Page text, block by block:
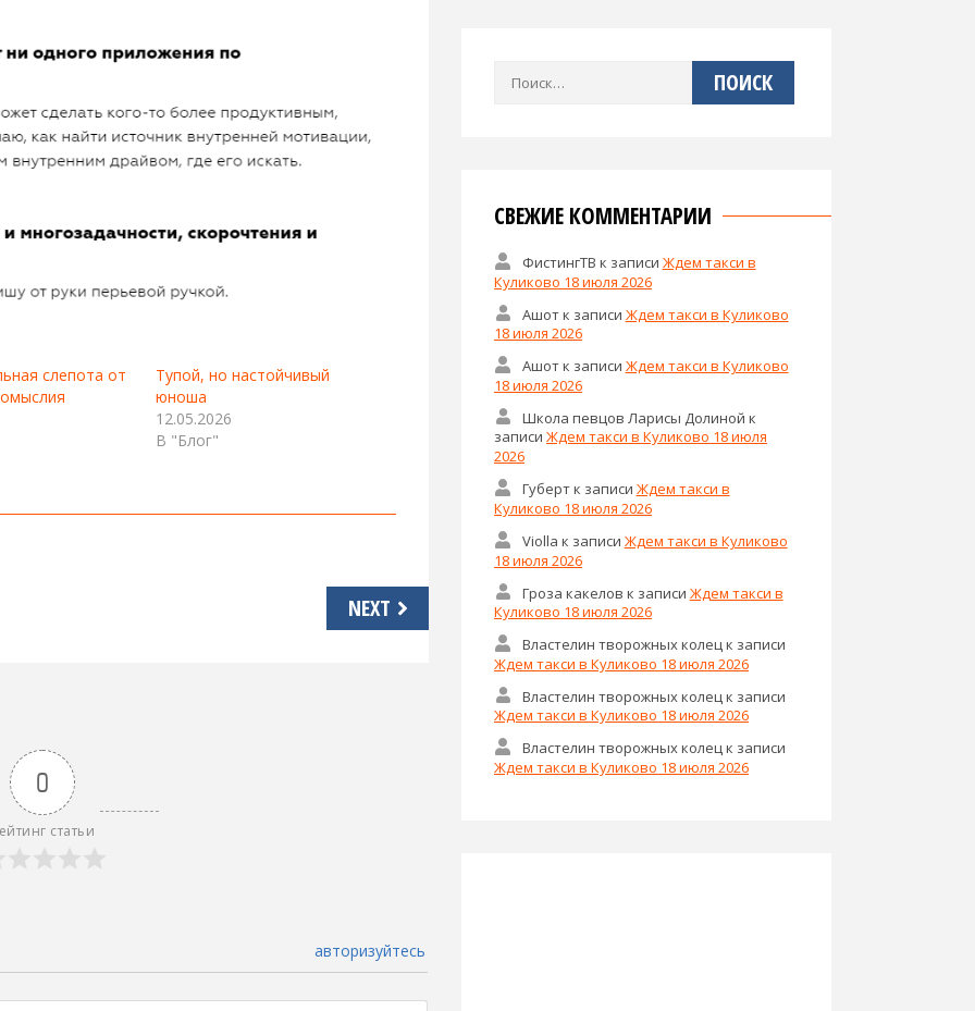
слепота от
Тупой, но настойчивый
юноша
12.05.2026
В "Блог"
NEXT
0
статьи
авторизуйтесь
Найти:
СВЕЖИЕ КОММЕНТАРИИ
ФистингТВ к записи Ждем такси в
Куликово 18 июля 2026
Ашотк записи Ждем такси в Куликово
18 июля 2026
Ашотк записи Ждем такси в Куликово
18 июля 2026
Школа певцов Ларисы Долиной к
записи Ждем такси в Куликово 18 июля
2026
Губертк записи Ждем такси в
Куликово 18 июля 2026
Violla к записи Ждем такси в Куликово
18 июля 2026
Гроза какелов к записи Ждем такси в
Куликово 18 июля 2026
Властелин творожных колецк записи
Ждем такси в Куликово 18 июля 2026
Властелин творожных колец к записи
Ждем такси в Куликово 18 июля 2026
Властелин творожных колецк записи
Ждем такси в Куликово 18 июля 2026